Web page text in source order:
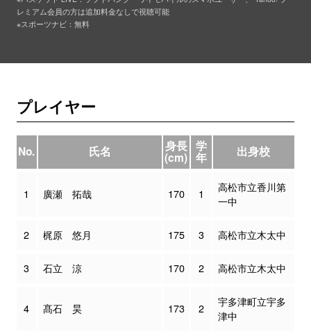
レミアム会員の方は追加料金なしで視聴可能
※スポーツナビ：無料
プレイヤー
No. 氏名 身長
(cm)
学
年 出身校
1 廣瀬 拓哉 170 1
高松市立香川第
一中
2 梶原 悠月 175 3 高松市立木太中
3 石立 涼 170 2 高松市立木太中
4 髙石 昊 173 2
宇多津町立宇多
津中